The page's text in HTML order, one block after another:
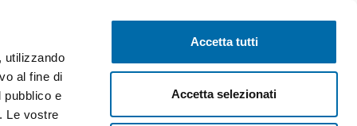
utilizzando
al fine di
pubblico e
Le vostre
Accetta tutti
Accetta selezionati
Pubblica gratis Inizia sessione